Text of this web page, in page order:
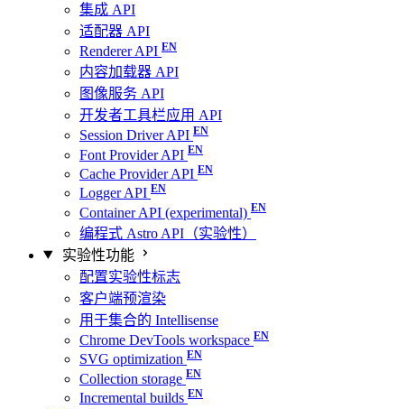
集成 API
适配器 API
Renderer API
内容加载器 API
图像服务 API
开发者工具栏应用 API
Session Driver API
Font Provider API
Cache Provider API
Logger API
Container API (experimental)
编程式 Astro API（实验性）
实验性功能
配置实验性标志
客户端预渲染
用于集合的 Intellisense
Chrome DevTools workspace
SVG optimization
Collection storage
Incremental builds